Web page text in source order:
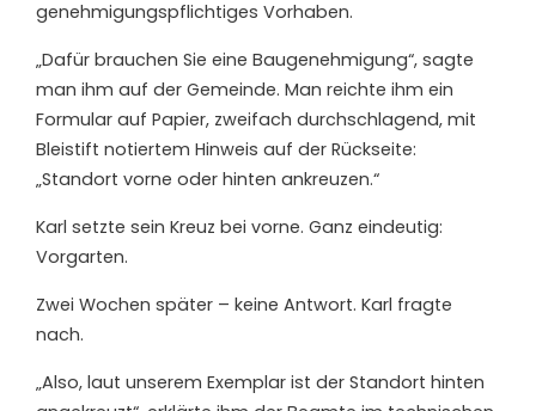
genehmigungspflichtiges Vorhaben.
„Dafür brauchen Sie eine Baugenehmigung“, sagte
man ihm auf der Gemeinde. Man reichte ihm ein
Formular auf Papier, zweifach durchschlagend, mit
Bleistift notiertem Hinweis auf der Rückseite:
„Standort vorne oder hinten ankreuzen.“
Karl setzte sein Kreuz bei vorne. Ganz eindeutig:
Vorgarten.
Zwei Wochen später – keine Antwort. Karl fragte
nach.
„Also, laut unserem Exemplar ist der Standort hinten